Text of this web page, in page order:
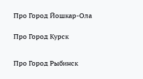
Про Город Йошкар-Ола
Про Город Курск
Про Город Рыбинск